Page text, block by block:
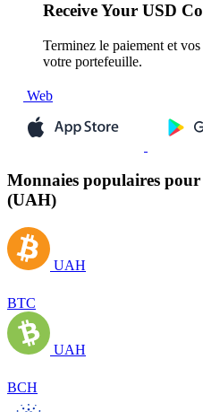
ReceiveYour USD
Terminez le paiement et
votre portefeuille.
Web
Monnaies populaires
(UAH)
UAH
BTC
UAH
BCH